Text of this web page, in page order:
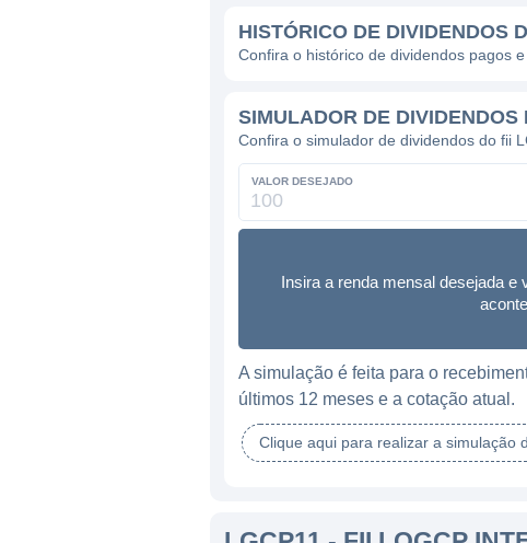
HISTÓRICO DE DIVIDENDOS
Confira o histórico de dividendos pagos
SIMULADOR DE DIVIDENDOS
Confira o simulador de dividendos do fii
VALOR DESEJADO
Insira a renda mensal desejada
A simulação é feita para o
últimos 12 meses e a cotação atual.
Clique aqui para realizar a simulação